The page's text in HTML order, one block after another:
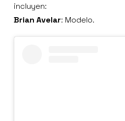
incluyen:
Brian Avelar: Modelo.